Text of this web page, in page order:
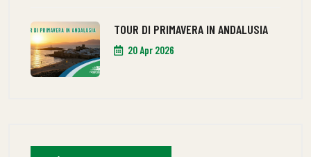
TOUR DI PRIMAVERA IN ANDALUSIA
20 Apr 2026